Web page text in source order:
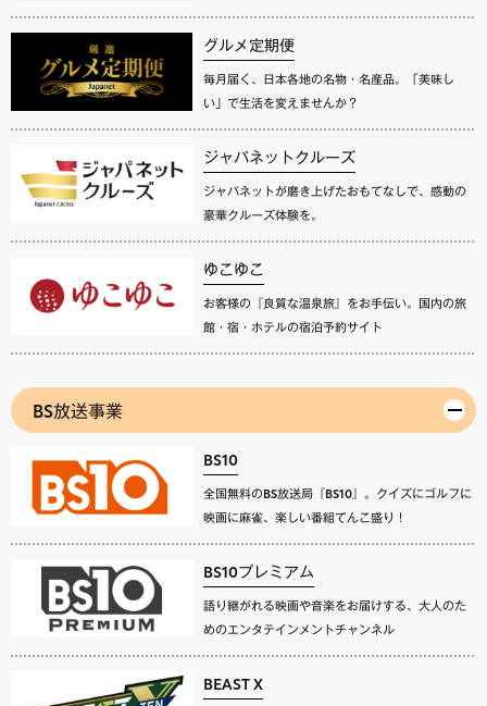
グルメ定期便
毎月届く、日本各地の名物・名産品。「美味し
い」で生活を変えませんか？
ジャパネットクルーズ
ジャパネットが磨き上げたおもてなしで、感動の
豪華クルーズ体験を。
ゆこゆこ
お客様の『良質な温泉旅』をお手伝い。国内の旅
館・宿・ホテルの宿泊予約サイト
BS放送事業
BS10
全国無料のBS放送局『BS10』。クイズにゴルフに
映画に麻雀、楽しい番組てんこ盛り！
BS10プレミアム
語り継がれる映画や音楽をお届けする、大人のた
めのエンタテインメントチャンネル
BEAST X